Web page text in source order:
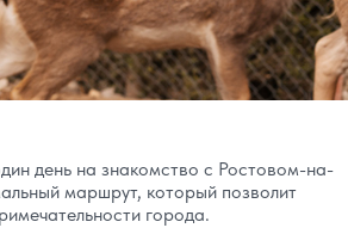
день на знакомство с Ростовом-на-
маршрут, который позволит
города.